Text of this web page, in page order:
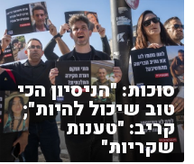
סוכות: "הניסיון הכי
טוב שיכול להיות";
קריב: "טענות
שקריות"